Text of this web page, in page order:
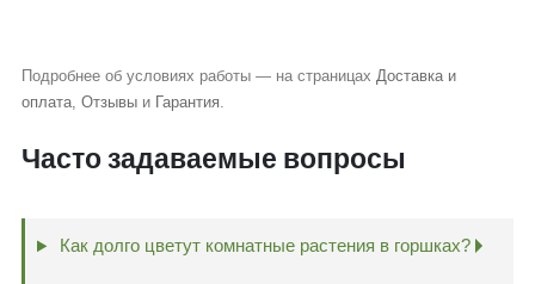
Подробнее об условиях работы — на страницах Доставка и
оплата, Отзывыи Гарантия
Часто задаваемые вопросы
Как долго цветут комнатные растения в горшках?